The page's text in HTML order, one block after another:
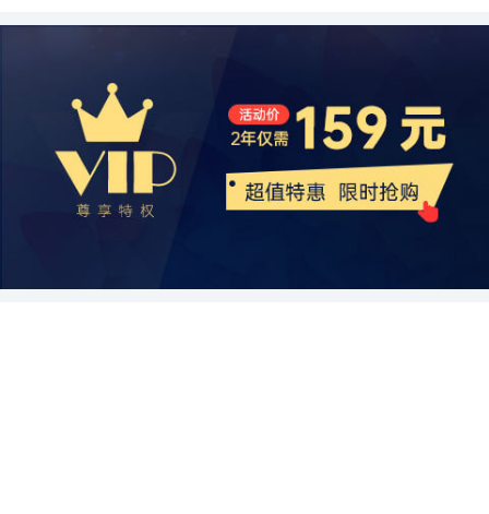
服务以及与出版商的合作，满足客户的个性化需求。同时，针对特定
领域的专业出版物也是一个值得关注的市场。因此，坚持不懈地研究
市场趋势和不断创新将有助于印刷厂家在竞争激烈的印刷行业中保持
竞争力。
此，市场竞争格局的变化也受到市场需求的影响，印刷企业需要根据
着印刷技术的不断进步，数字化印刷、个性化定制等高附加值技术逐
渐成为市场竞争的新焦点。印刷企业通过不断提升设备和技术，提供
更加专业、高质量的印刷服务，能够吸引更多客户并提高市场竞争
力。此外，印刷企业还可以通过提供一站式的印刷服务，包括设计、
印刷、后加工等环节，提高客户的满意度并获得更多订单。 总之，
书、报、刊印刷行业的市场竞争格局由大型印刷厂商主导，小型印刷
企业通过个性化定制等差异化竞争策略进入市场。市场需求的变化和
保持市场竞争力。
展。很多印刷企业已经采取了一系列措施，例如使用环保纸张、水性
竞争的手段，并通过提供环保印刷服务来获得更多的市场份额。 最
后，随着全球经济的发展和人们生活水平的提高，需求物质的增加也
将带动印刷行业的发展。特别是在一些新兴市场，例如亚洲和非洲，
印刷品的市场需求将会持续增长。另外，全球化的趋势也促使更多的
出版物需要翻译成不同的语言和文字，这进一步扩大了印刷行业的市
和网站获取新闻信息，而不是购买纸质报纸。为了保持竞争力，传统
这个转变虽然带来了一定的挑战，但也为报纸和杂志印刷行业带来了
新的发展前景。 在印刷技术方面，随着数码印刷技术的不断改进，印
刷行业也发生了巨大的变化。数码印刷技术不仅可以提高印刷速度和
质量，还可以根据客户需求实现个性化定制。这使印刷行业能够更好
地满足市场需求，并提供更多的服务。此外，随着环保意识的提高，
印刷行业也开始转向更环保和可持续发展的方向。 另一个在书、报、